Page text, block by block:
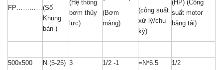
FP………… (Số
Khung
bản )
(Hệ thống
bơm thủy
lực)
(Bơm
màng)
(công suất
xử lý/chu
kỳ)
(HP) (Công
suất motor
băng tải)
500x500 N (5-25) 3 1/2 -1 =N*6.5 1/2